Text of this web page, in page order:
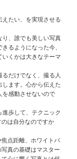
えたい、を実現させる
り、誰でも美しい写真
るようになった今、
くかは大きなテーマ
だけでなく、撮る人
ます。心から伝えた
を感動させないので
歩して、テクニック
は自分なのですか
点距離、ホワイトバ
真の基礎はマスター